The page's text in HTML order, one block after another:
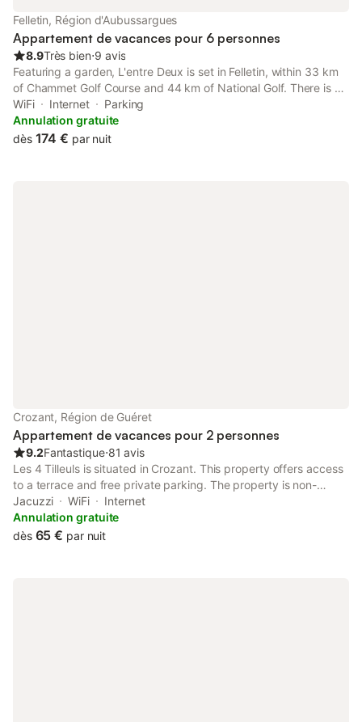
Felletin, Région d'Aubussargues
Appartement de vacances pour 6 personnes
8.9Très bien⋅9 avis
Featuring a garden, L'entre Deux is set in Felletin, within 33 km
of Chammet Golf Course and 44 km of National Golf. There is a
picnic area and guests can make use of free WiFi and free
private parking.
WiFi Internet
Parking
Annulation gratuite
dès 174 € par nuit
Crozant, Région de Guéret
Appartement de vacances pour 2 personnes
9.2Fantastique⋅81 avis
Les 4 Tilleuls is situated in Crozant. This property offers access
to a terrace and free private parking. The property is non-
smoking and is set 41 km from Dryades Golf.
Jacuzzi WiFi
Internet
Annulation gratuite
dès 65 € par nuit